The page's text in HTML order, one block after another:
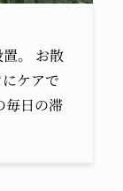
。 お散
ケアで
毎日の滞